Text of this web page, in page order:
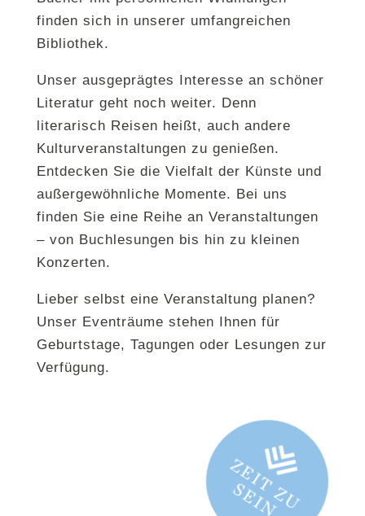
finden sich in unserer umfangreichen
Bibliothek.
Unser ausgeprägtes Interesse an schöner
Literatur geht noch weiter. Denn
literarisch Reisen heißt, auch andere
Kulturveranstaltungen zu genießen.
Entdecken Sie die Vielfalt der Künste und
außergewöhnliche Momente. Bei uns
finden Sie eine Reihe an Veranstaltungen
– von Buchlesungen bis hin zu kleinen
Konzerten.
Lieber selbst eine Veranstaltung planen?
Unser Eventräume stehen Ihnen für
Geburtstage, Tagungen oder Lesungen zur
Verfügung.
Z
E
I
T
Z
U
S
E
I
N